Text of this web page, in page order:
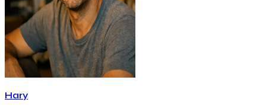
Hary